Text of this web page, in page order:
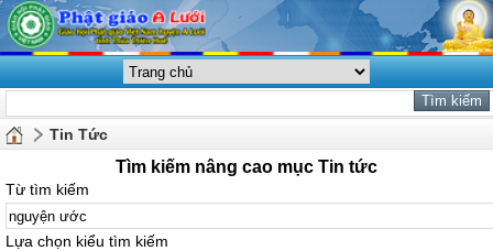
Tin Tức
Tìm kiếm nâng cao mục Tin tức
Từ tìm kiếm
Lựa chọn kiểu tìm kiếm